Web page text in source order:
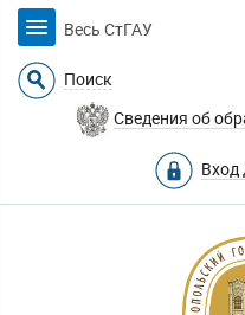
Весь СтГАУ
Поиск
Сведения об
Вход